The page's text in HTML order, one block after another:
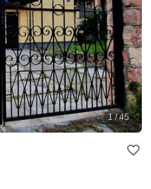
1 / 45